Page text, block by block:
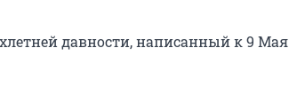
давности, написанный к 9 Мая